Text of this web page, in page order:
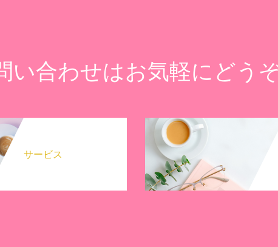
い合わせはお気軽にどうぞ
サービス